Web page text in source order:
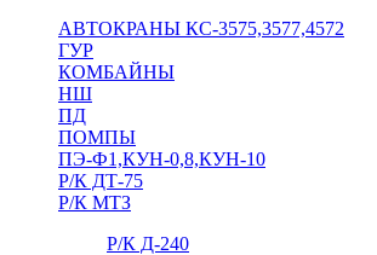
АВТОКРАНЫ КС-3575,3577,4572
ГУР
КОМБАЙНЫ
НШ
ПД
ПОМПЫ
ПЭ-Ф1,КУН-0,8,КУН-10
Р/К ДТ-75
Р/К МТЗ
Р/К Д-240